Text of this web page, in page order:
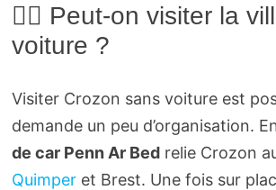
🚶‍♂️ Peut-on visiter la
voiture ?
Visiter Crozon sans voiture est
demande un peu d’organisation.
de car Penn Ar Bedrelie Crozon
Quimperet Brest. Une fois sur